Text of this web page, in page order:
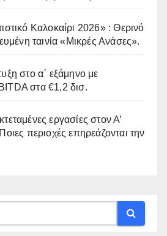
Καλοκαίρι 2026» : Θερινό
ταινία «Μικρές Ανάσες».
στο α΄ εξάμηνο με
στα €1,2 δισ.
εργασίες στον Α’
περιοχές επηρεάζονται την